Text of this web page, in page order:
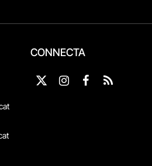
CONNECTA
X
Instagram
Facebook
RSS